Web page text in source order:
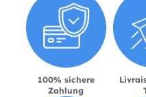
100% sichere
Zahlung